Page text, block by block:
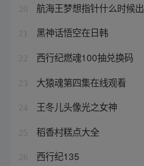
20 航海王梦想指针什么时候出
21 黑神话悟空在日韩
22 西行纪燃魂100抽兑换码
23 大猿魂第四集在线观看
24 王冬儿头像光之女神
25 稻香村糕点大全
26 西行纪135